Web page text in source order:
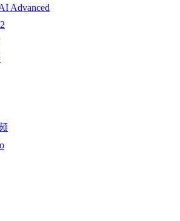
Advanced